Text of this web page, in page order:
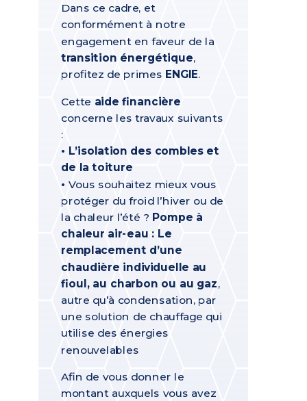
Dans ce cadre, et
conformément à notre
engagement en faveur de la
transition énergétique,
profitez de primes ENGIE.
Cette aide financière
concerne les travaux suivants
:
• L’isolation des combles et
de la toiture
• Vous souhaitez mieux vous
protéger du froid l’hiver ou de
la chaleur l’été ? Pompe à
chaleur air-eau : Le
remplacement d’une
chaudière individuelle au
fioul, au charbon ou au gaz,
autre qu’à condensation, par
une solution de chauffage qui
utilise des énergies
renouvelables
Afin de vous donner le
montant auxquels vous avez